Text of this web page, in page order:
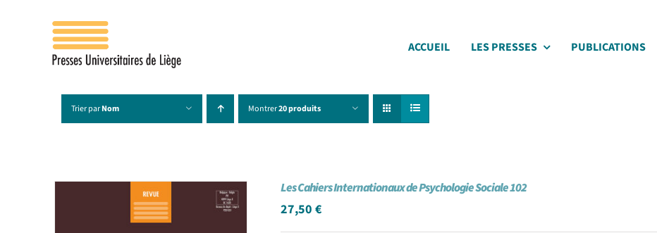
ACCUEIL LES PRESSES PUBLICATIONS
Trier parNom Montrer20 produits
Les Cahiers Internationaux de Psychologie Sociale 102
27,50€